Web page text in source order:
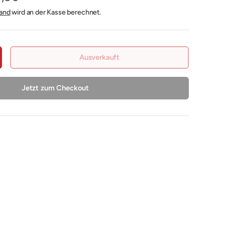
wird an der Kasse berechnet.
erhöhen Ausverkauft
Jetzt zum Checkout